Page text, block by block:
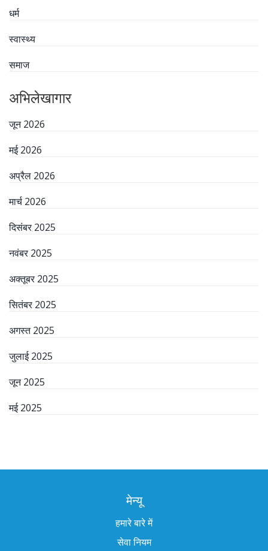
धर्म
स्वास्थ्य
समाज
अभिलेखागार
जून 2026
मई 2026
अप्रैल 2026
मार्च 2026
दिसंबर 2025
नवंबर 2025
अक्तूबर 2025
सितंबर 2025
अगस्त 2025
जुलाई 2025
जून 2025
मई 2025
मेन्यू
हमारे बारे में
सेवा नियम